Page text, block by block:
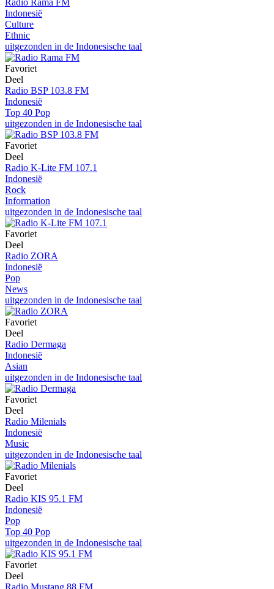
Indonesië
Culture
Ethnic
uitgezonden in de Indonesische taal
Favoriet
Deel
Radio BSP 103.8 FM
Indonesië
Top 40 Pop
uitgezonden in de Indonesische taal
Favoriet
Deel
Radio K-Lite FM 107.1
Indonesië
Rock
Information
uitgezonden in de Indonesische taal
Favoriet
Deel
Radio ZORA
Indonesië
Pop
News
uitgezonden in de Indonesische taal
Favoriet
Deel
Radio Dermaga
Indonesië
Asian
uitgezonden in de Indonesische taal
Favoriet
Deel
Radio Milenials
Indonesië
Music
uitgezonden in de Indonesische taal
Favoriet
Deel
Radio KIS 95.1 FM
Indonesië
Pop
Top 40 Pop
uitgezonden in de Indonesische taal
Favoriet
Deel
Radio Mustang 88 FM